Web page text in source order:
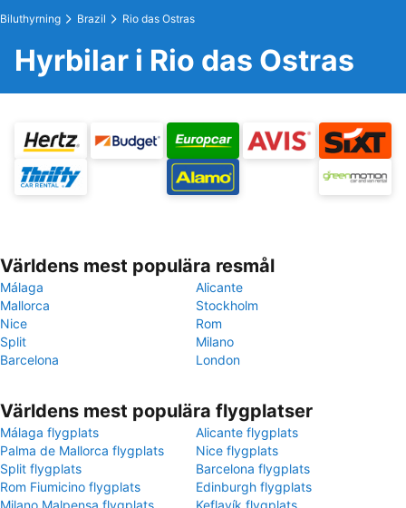
Biluthyrning Brazil Rio das Ostras
Hyrbilar i Rio das Ostras
Världens mest populära resmål
Málaga
Alicante
Mallorca
Stockholm
Nice
Rom
Split
Milano
Barcelona
London
Världens mest populära flygplatser
Málaga flygplats
Alicante flygplats
Palma de Mallorca flygplats
Nice flygplats
Split flygplats
Barcelona flygplats
Rom Fiumicino flygplats
Edinburgh flygplats
Milano Malpensa flygplats
Keflavík flygplats